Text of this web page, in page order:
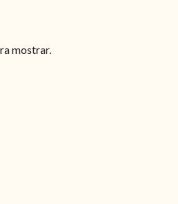
mostrar.